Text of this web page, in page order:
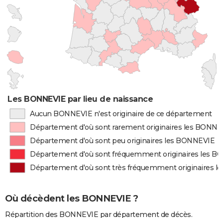
Les BONNEVIE par lieu de naissance
Aucun BONNEVIE n'est originaire de ce département
Département d'où sont rarement originaires les
Département d'où sont peu originaires les BONNEVIE
Département d'où sont fréquemment originaires les
Département d'où sont très fréquemment originaires
Où décèdent les BONNEVIE ?
Répartition des BONNEVIE par département de décès.